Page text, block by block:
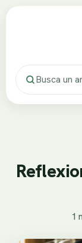
1